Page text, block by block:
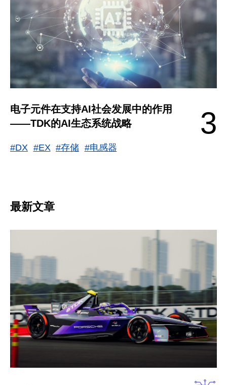
3
电子元件在支持AI社会发展中的作用
——TDK的AI生态系统战略
#DX #EX #存储 #电感器
最新文章